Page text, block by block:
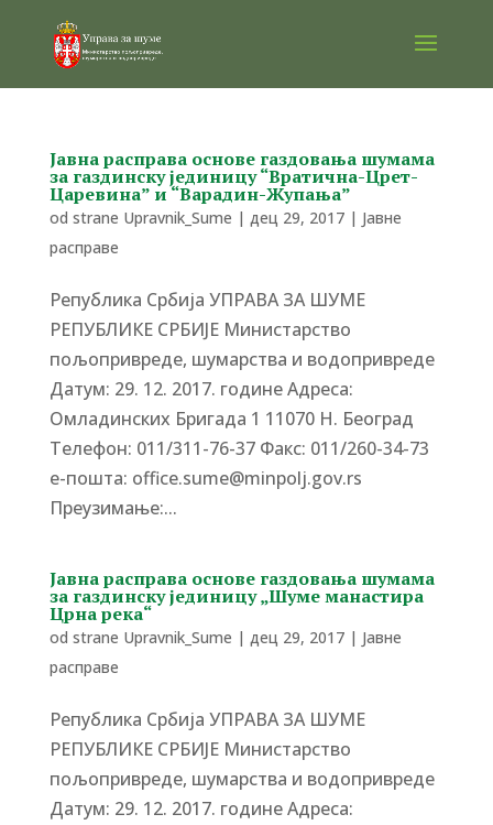
Јавна расправа основе газдовања шумама
за газдинску јединицу “Вратична-Црет-
Царевина” и “Варадин-Жупања”
od strane Upravnik_Sume | дец 29, 2017| Јавне
расправе
Република Србија УПРАВА ЗА ШУМЕ
РЕПУБЛИКЕ СРБИЈЕ Министарство
пољопривреде, шумарства и водопривреде
Датум: 29. 12. 2017. године Адреса:
Омладинских Бригада 1 11070 Н. Београд
Tелефон: 011/311-76-37 Факс: 011/260-34-73
е-пошта: office.sume@minpolj.gov.rs
Преузимање:...
Јавна расправа основе газдовања шумама
за газдинску јединицу „Шуме манастира
Црна река“
od strane Upravnik_Sume | дец 29, 2017| Јавне
расправе
Република Србија УПРАВА ЗА ШУМЕ
РЕПУБЛИКЕ СРБИЈЕ Министарство
пољопривреде, шумарства и водопривреде
Датум: 29. 12. 2017. године Адреса: